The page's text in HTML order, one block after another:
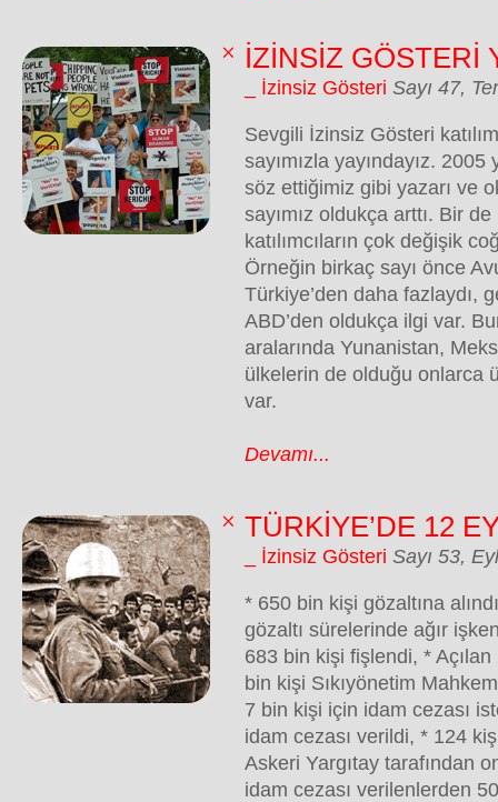
İZİNSİZ GÖSTERİ
_ İzinsiz Gösteri Sayı 47,
Sevgili İzinsiz Gösteri
sayımızla yayındayız. 2005
söz ettiğimiz gibi yazarı ve
sayımız oldukça arttı. Bir
katılımcıların çok değişik
Örneğin birkaç sayı önce
Türkiye’den daha fazlaydı,
ABD’den oldukça ilgi var.
aralarında Yunanistan,
ülkelerin de olduğu onlarca
var.
Devamı...
TÜRKİYE’DE 12
_ İzinsiz Gösteri Sayı 53,
* 650 bin kişi gözaltına
gözaltı sürelerinde ağır
683 bin kişi fişlendi, *
bin kişi Sıkıyönetim
7 bin kişi için idam cezası
idam cezası verildi, * 124
Askeri Yargıtay tarafından
idam cezası verilenlerden